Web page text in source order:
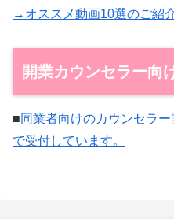
→オススメ動画10選のご紹
開業カウンセラー向
■同業者向けのカウンセラ
で受付しています。